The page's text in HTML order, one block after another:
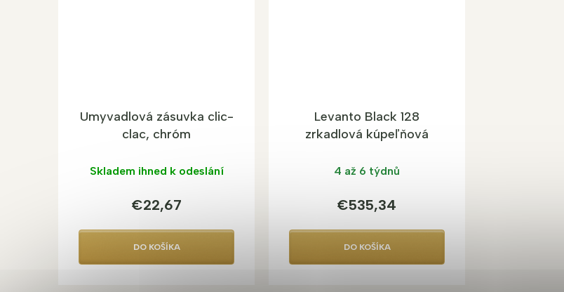
Umyvadlová zásuvka clic-
clac, chróm
Skladem ihned k odeslání
€22,67
DO KOŠÍKA
Levanto Black 128
zrkadlová kúpeľňová
4 až 6 týdnů
€535,34
DO KOŠÍKA